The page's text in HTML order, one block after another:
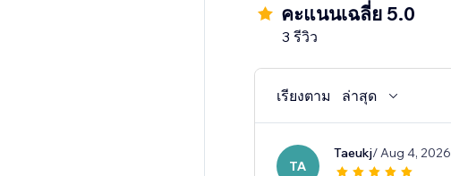
คะแนนเฉลี่ย 5.0
3 รีวิว
เรียงตาม ล่าสุด
TA
Taeukj/ Aug 4, 2026